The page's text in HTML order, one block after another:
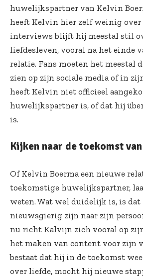
huwelijkspartner van Kelvin
heeft Kelvin hier zelf weinig over
interviews blijft hij meestal stil
liefdesleven, vooral na het einde
relatie. Fans moeten het meestal
zien op zijn sociale media of in
heeft Kelvin niet officieel
huwelijkspartner is, of dat hij
is.
Kijken naar de toekomst
Of Kelvin Boerma een nieuwe
toekomstige huwelijkspartner,
weten. Wat wel duidelijk is, is
nieuwsgierig zijn naar zijn
nu richt Kalvijn zich vooral op
het maken van content voor zijn
bestaat dat hij in de toekomst
over liefde, mocht hij nieuwe